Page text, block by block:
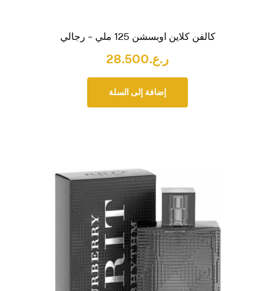
كالفن كلاين اوبسشن 125 ملي – رجالي
ر.ع.28.500
إضافة إلى السلة